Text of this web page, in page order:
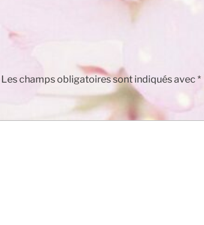
Les champs obligatoires sont indiqués avec *